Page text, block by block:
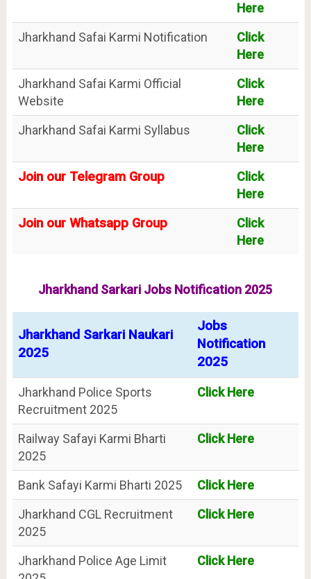
Here
Jharkhand Safai Karmi Notification
Click
Here
Jharkhand Safai Karmi Official
Website
Click
Here
Jharkhand Safai Karmi Syllabus
Click
Here
Join our Telegram Group
Click
Here
Join our Whatsapp Group
Click
Here
Jharkhand Sarkari Jobs Notification 2025
Jharkhand Sarkari Naukari
2025
Jobs
Notification
2025
Jharkhand Police Sports
Recruitment 2025
Click Here
Railway Safayi Karmi Bharti
2025
Click Here
Bank Safayi Karmi Bharti 2025
Click Here
Jharkhand CGL Recruitment
2025
Click Here
Jharkhand Police Age Limit
Click Here